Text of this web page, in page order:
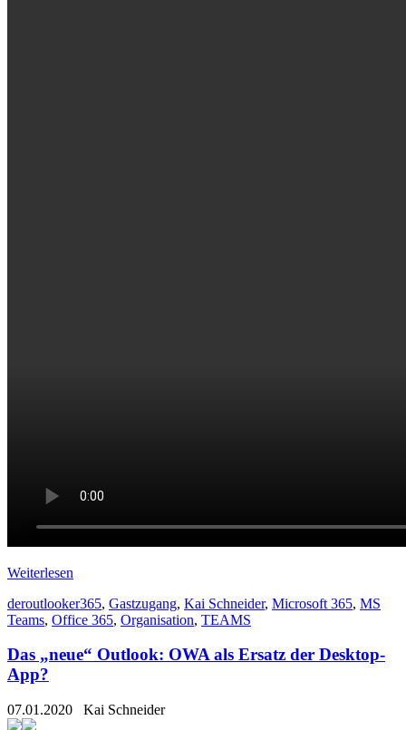
Weiterlesen
deroutlooker365, Gastzugang, Kai Schneider, Microsoft 365, MS
Teams, Office 365, Organisation, TEAMS
Das „neue“ Outlook: OWA als Ersatz der Desktop-
App?
07.01.2020 Kai Schneider